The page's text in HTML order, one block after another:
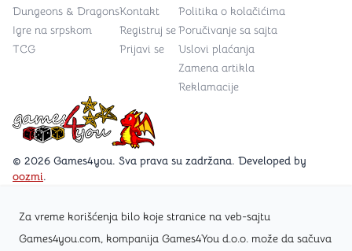
Za vreme korišćenja bilo koje stranice na veb-sajtu
Games4you.com, kompanija Games4You d.o.o. može da sačuva
Games4you logo
© 2026 Games4you. Sva prava su zadržana. Developed by
oozmi.
Posetite Facebook stranicu /Games4you.rs
Dungeons & Dragons
Igre na srpskom
TCG
Kontakt
Registruj se
Prijavi se
Politika o kolačićima
Poručivanje sa sajta
Uslovi plaćanja
Zamena artikla
Reklamacije